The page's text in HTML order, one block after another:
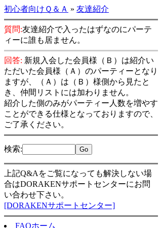
初心者向けＱ＆Ａ » 友達紹介
質問:友達紹介で入ったはずなのにパーテ
ィーに誰も居ません。
回答: 新規入会した会員様（Ｂ）は紹介い
ただいた会員様（Ａ）のパーティーとなり
ますが、（Ａ）は（Ｂ）様側から見たと
き、仲間リストには加わりません。
紹介した側のみがパーティー人数を増やす
ことができる仕様となっておりますので、
ご了承ください。
検索:
上記Q&Aをご覧になっても解決しない場
合はDORAKENサポートセンターにお問
い合わせ下さい。
[DORAKENサポートセンター]
FAQホーム